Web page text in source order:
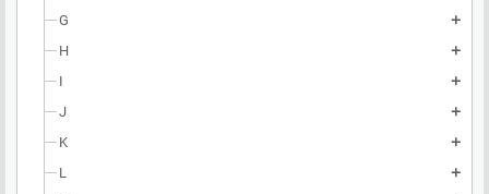
G add
H add
I add
J add
K add
L add